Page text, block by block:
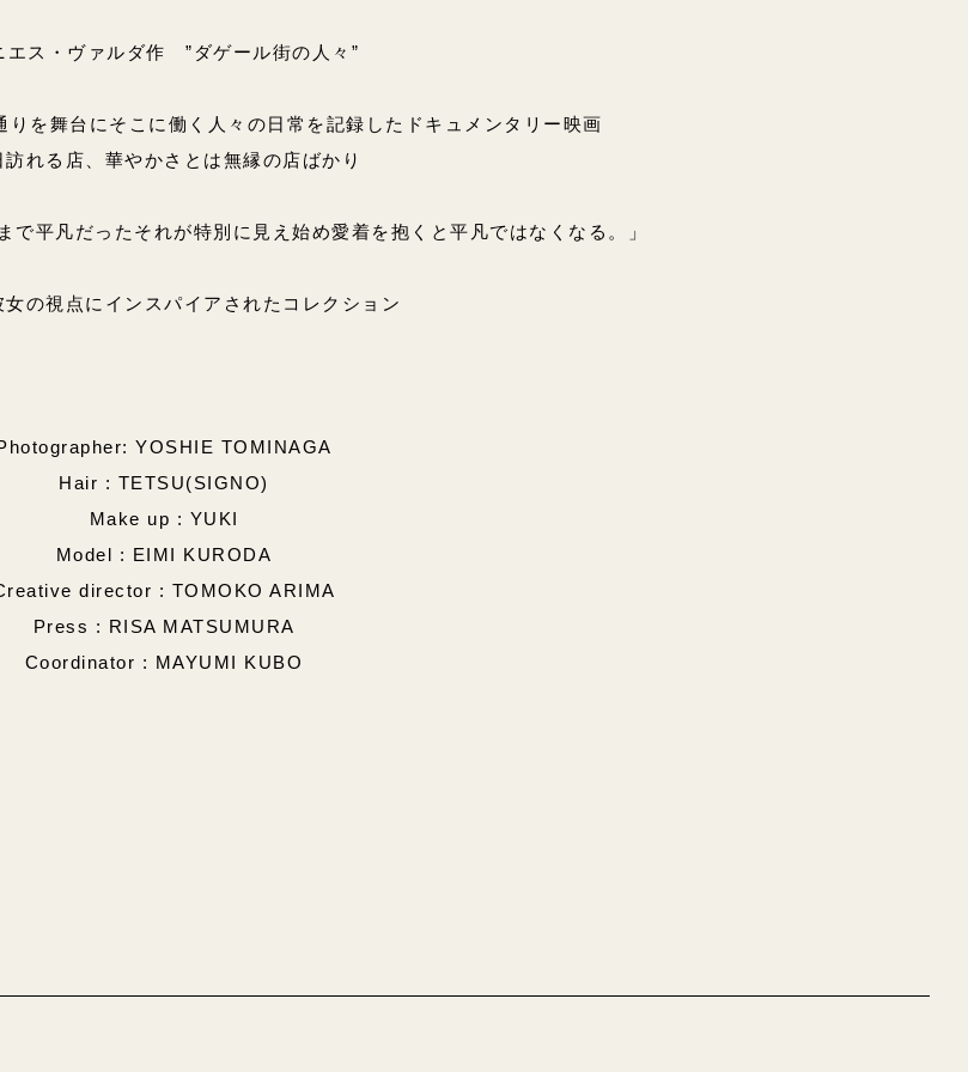
エス・ヴァルダ作 ”ダゲール街の人々”
を舞台にそこに働く人々の日常を記録したドキュメンタリー映画
訪れる店、華やかさとは無縁の店ばかり
で平凡だったそれが特別に見え始め愛着を抱くと平凡ではなくなる。」
女の視点にインスパイアされたコレクション
YOSHIE TOMINAGA
Hair : TETSU(SIGNO)
Make up : YUKI
Model : EIMI KURODA
director : TOMOKO ARIMA
Press : RISA MATSUMURA
Coordinator : MAYUMI KUBO